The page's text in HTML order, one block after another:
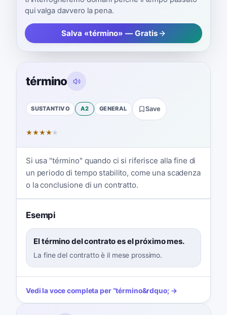
qui valga davvero la pena.
Salva «término» — Gratis
término
SUSTANTIVO A2 GENERAL Save
★★★★★
Si usa "término" quando ci si riferisce alla fine di
un periodo di tempo stabilito, come una scadenza
o la conclusione di un contratto.
Esempi
El término del contrato es el próximo mes.
La fine del contratto è il mese prossimo.
Vedi la voce completa per“término&rdquo; →